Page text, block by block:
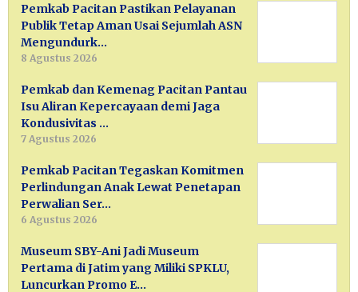
Pemkab Pacitan Pastikan Pelayanan
Publik Tetap Aman Usai Sejumlah ASN
Mengundurk…
8 Agustus 2026
Pemkab dan Kemenag Pacitan Pantau
Isu Aliran Kepercayaan demi Jaga
Kondusivitas …
7 Agustus 2026
Pemkab Pacitan Tegaskan Komitmen
Perlindungan Anak Lewat Penetapan
Perwalian Ser…
6 Agustus 2026
Museum SBY-Ani Jadi Museum
Pertama di Jatim yang Miliki SPKLU,
Luncurkan Promo E…